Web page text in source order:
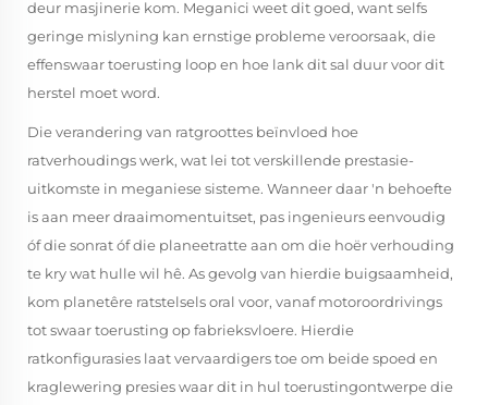
deur masjinerie kom. Meganici weet dit goed, want selfs
geringe mislyning kan ernstige probleme veroorsaak, die
effenswaar toerusting loop en hoe lank dit sal duur voor dit
herstel moet word.
Die verandering van ratgroottes beïnvloed hoe
ratverhoudings werk, wat lei tot verskillende prestasie-
uitkomste in meganiese sisteme. Wanneer daar 'n behoefte
is aan meer draaimomentuitset, pas ingenieurs eenvoudig
óf die sonrat óf die planeetratte aan om die hoër verhouding
te kry wat hulle wil hê. As gevolg van hierdie buigsaamheid,
kom planetêre ratstelsels oral voor, vanaf motoroordrivings
tot swaar toerusting op fabrieksvloere. Hierdie
ratkonfigurasies laat vervaardigers toe om beide spoed en
kraglewering presies waar dit in hul toerustingontwerpe die